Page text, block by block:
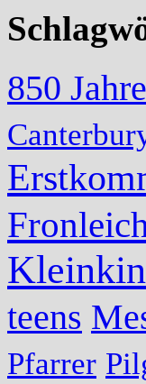
850
teens
Pfarrer